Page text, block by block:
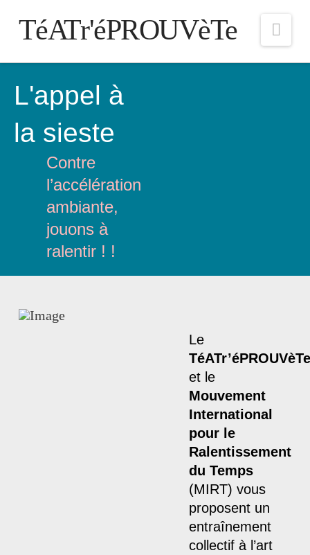
TéATr'éPROUVèTe
L'appel à
la sieste
Contre
l’accélération
ambiante,
jouons à
ralentir ! !
Le
et le
Mouvement
International
pour le
Ralentissement
du Temps
(MIRT) vous
proposent un
entraînement
collectif à l’art